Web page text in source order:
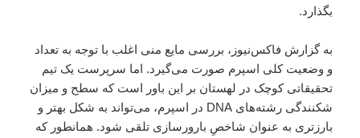
بگذارد.
به گزارش فاکس‌نیوز، بررسی مایع منی اغلب با توجه به تعداد
و وضعیت کلی اسپرم صورت می‌گیرد. اما سرپرست یک تیم
تحقیقاتی کوچک در لهستان بر این باور است که سطح و میزان
شکنندگی رشته‌های DNA در اسپرم، می‌تواند به شکل بهتر و
بارزتری به عنوان شاخصِ بارورسازی تلقی شود. همانطور که